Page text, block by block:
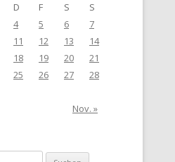
D F S
S
4 5 6
7
11 12 13
14
18 19 20
21
25 26 27
28
Nov. »